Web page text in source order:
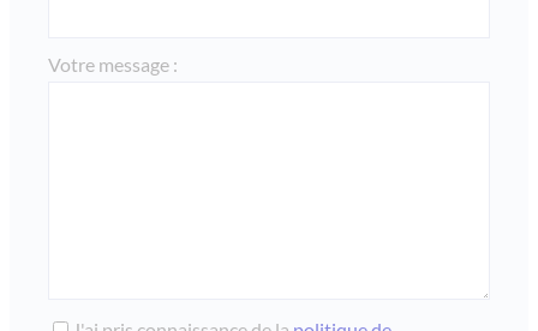
Votre message :